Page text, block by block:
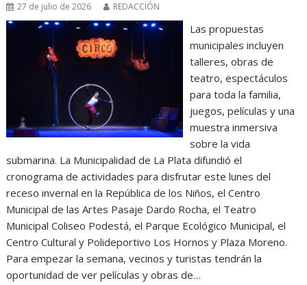
27 de julio de 2026 REDACCIÓN
Las propuestas
municipales incluyen
talleres, obras de
teatro, espectáculos
para toda la familia,
juegos, películas y una
muestra inmersiva
sobre la vida
submarina. La Municipalidad de La Plata difundió el
cronograma de actividades para disfrutar este lunes del
receso invernal en la República de los Niños, el Centro
Municipal de las Artes Pasaje Dardo Rocha, el Teatro
Municipal Coliseo Podestá, el Parque Ecológico Municipal, el
Centro Cultural y Polideportivo Los Hornos y Plaza Moreno.
Para empezar la semana, vecinos y turistas tendrán la
oportunidad de ver películas y obras de…